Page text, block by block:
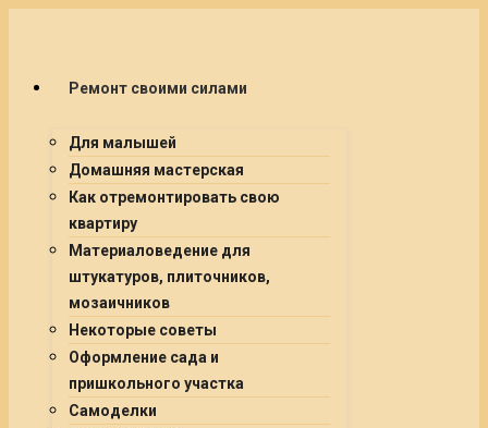
Ремонт своими силами
Для малышей
Домашняя мастерская
Как отремонтировать свою
квартиру
Материаловедение для
штукатуров, плиточников,
мозаичников
Некоторые советы
Оформление сада и
пришкольного участка
Самоделки